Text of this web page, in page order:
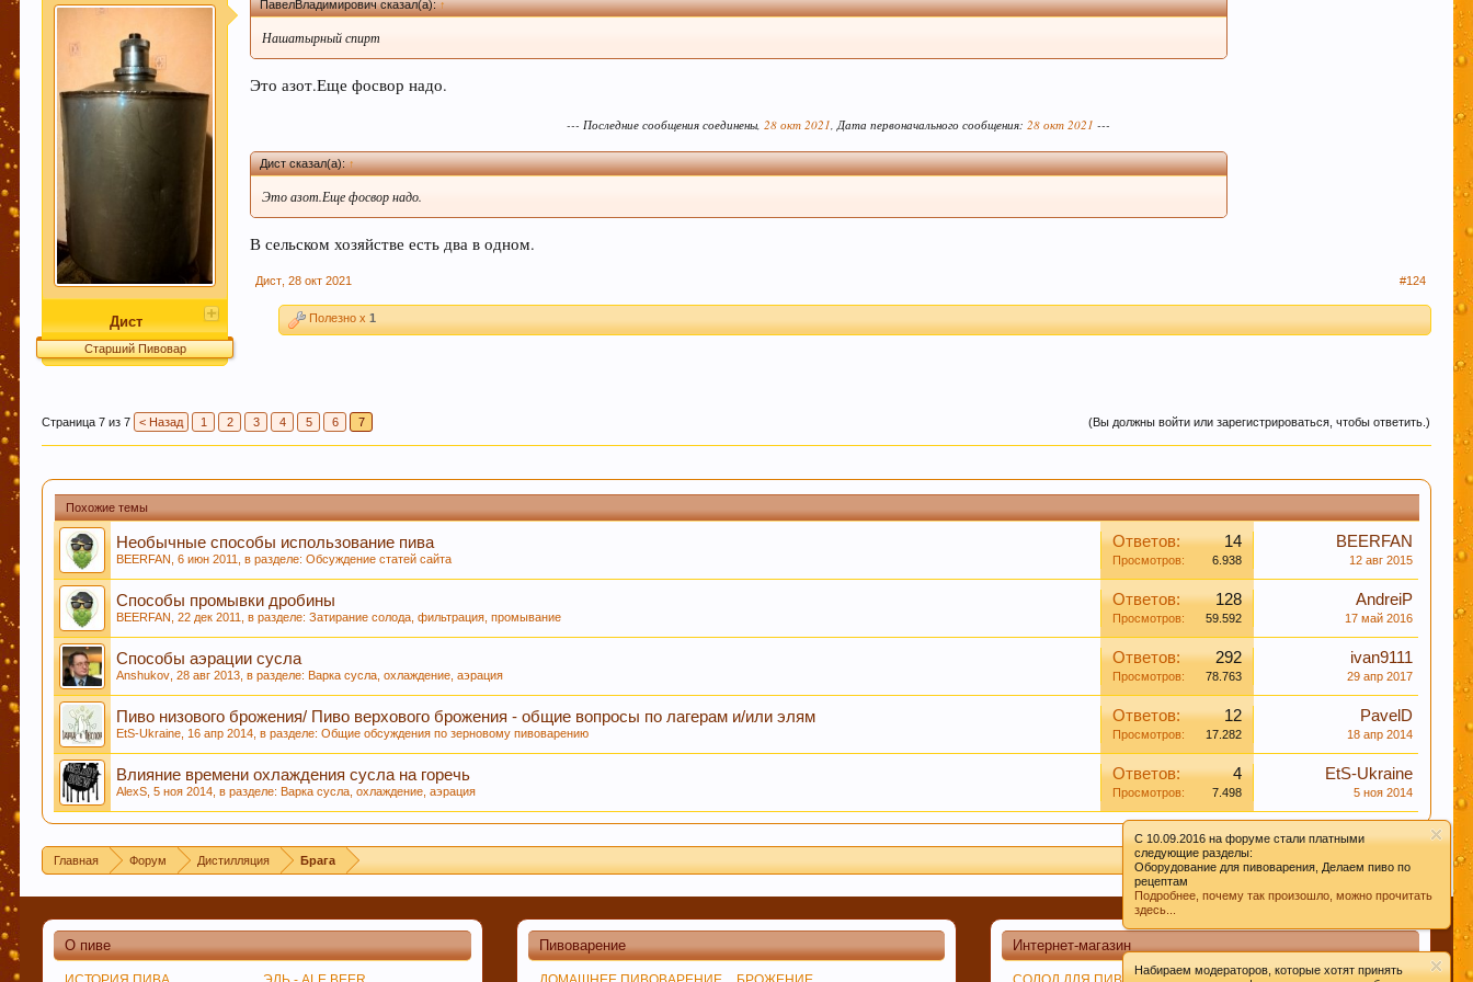
новичкам форума быстро находить нужную информацию по Облаку тэгов справа. Просьба к модераторам форума, так же помочь и по возможности
прописать в существующих темах ключевые слова внизу страницы. Спасибо! С уважением, администрация форума.
Уважаемый пользователь Гость, просьба быть внимательнее, и следить за своими сообщениями - все сообщения в спец. темах (все разделы форума кроме "флэйм, флуд, оффтопик")
не соответствующие по смыслу той теме в которой были написаны - будут удалены без предупреждения (даже если несут в себе ценную информацию, но при этом написаны "не там
где стоило"). Форум растет - содержать его "в чистоте" становиться сложнее, просим не усложнять труд модератора. Если Вы в растерянности по поводу поиска нужной темы – этот
момент можно уточнить в чате Надеемся на понимание, с ув, администрация форума.
УБЕДИТЕЛЬНАЯ ПРОСЬБА!!! Покинуть личные переписки, которые не актуальные для вас и не имеют информационной ценности! СПАСИБО
Этот сайт использует файлы cookie. Продолжая пользоваться данным сайтом, Вы соглашаетесь на использование нами Ваших файлов cookie.
больше.
C 10.09.2016 на форуме стали платными
следующие разделы:
Оборудование для пивоварения, Делаем пиво по
рецептам
Подробнее, почему так произошло, можно прочитать
здесь...
Набираем модераторов, которые хотят принять
Дист
Старший Пивовар
ПавелВладимирович сказал(а):↑
Нашатырный спирт
Это азот.Еще фосвор надо.
--- Последние сообщения соединены, 28 окт 2021 , Дата первоначального сообщения: 28 окт 2021 ---
Дист сказал(а):↑
Это азот.Еще фосвор надо.
В сельском хозяйстве есть два в одном.
Дист 28 окт 2021 #124
Полезно x1
(Вы должны войти или зарегистрироваться, чтобы ответить.)
Страница 7 из 7 < Назад 1 2 3 4 5 6 7
Похожие темы
Необычные способы использование пива
BEERFAN ,6 июн 2011 , в разделе:Обсуждение статей сайта
Ответов: 14
Просмотров: 6.938
BEERFAN
12 авг 2015
Способы промывки дробины
BEERFAN ,22 дек 2011 , в разделе:Затирание солода, фильтрация, промывание
Ответов: 128
Просмотров: 59.592
AndreiP
17 май 2016
Способы аэрации сусла
Anshukov ,28 авг 2013 , в разделе:Варка сусла, охлаждение, аэрация
Ответов: 292
Просмотров: 78.763
ivan9111
29 апр 2017
Пиво низового брожения/ Пиво верхового брожения - общие вопросы по лагерам и/или элям
EtS-Ukraine 16 апр 2014 , в разделе:Общие обсуждения по зерновому пивоварению
Ответов: 12
Просмотров: 17.282
PavelD
18 апр 2014
Влияние времени охлаждения сусла на горечь
AlexS ,5 ноя 2014 , в разделе:Варка сусла, охлаждение, аэрация
Ответов: 4
Просмотров: 7.498
EtS-Ukraine
5 ноя 2014
Главная Форум Дистилляция Брага
Интернет-магазин
О пиве Пивоварение